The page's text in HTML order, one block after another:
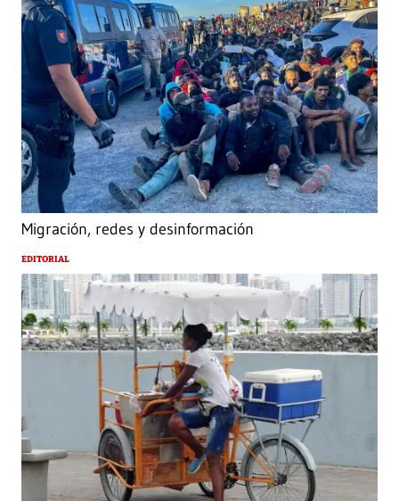
Migración, redes y desinformación
EDITORIAL